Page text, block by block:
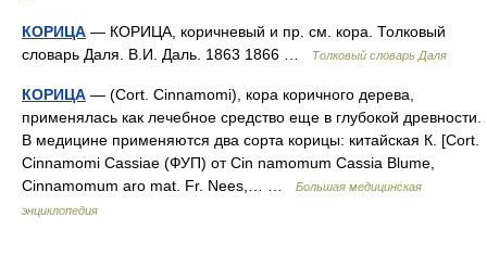
КОРИЦА — КОРИЦА, коричневый и пр. см. кора. Толковый
словарь Даля. В.И. Даль. 1863 1866 …
Толковый словарь Даля
КОРИЦА — (Cort. Cinnamomi), кора коричного дерева,
применялась как лечебное средство еще в глубокой древности.
В медицине применяются два сорта корицы: китайская К. [Cort.
Cinnamomi Cassiae (ФУП) от Cin namomum Cassia Blume,
Cinnamomum aro mat. Fr. Nees,… …
Большая медицинская
энциклопедия